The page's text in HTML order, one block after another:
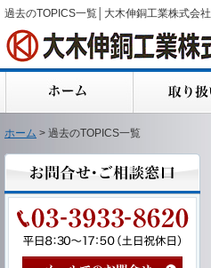
過去のTOPICS一覧│大木伸銅工業株式会社
ホーム > 過去のTOPICS一覧